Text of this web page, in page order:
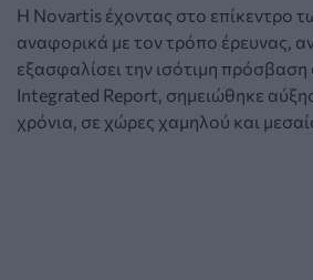
Η Novartis έχοντας στο επίκεντρο
αναφορικά με τον τρόπο έρευνας,
εξασφαλίσει την ισότιμη
Integrated Report, σημειώθηκε
χρόνια, σε χώρες χαμηλού και